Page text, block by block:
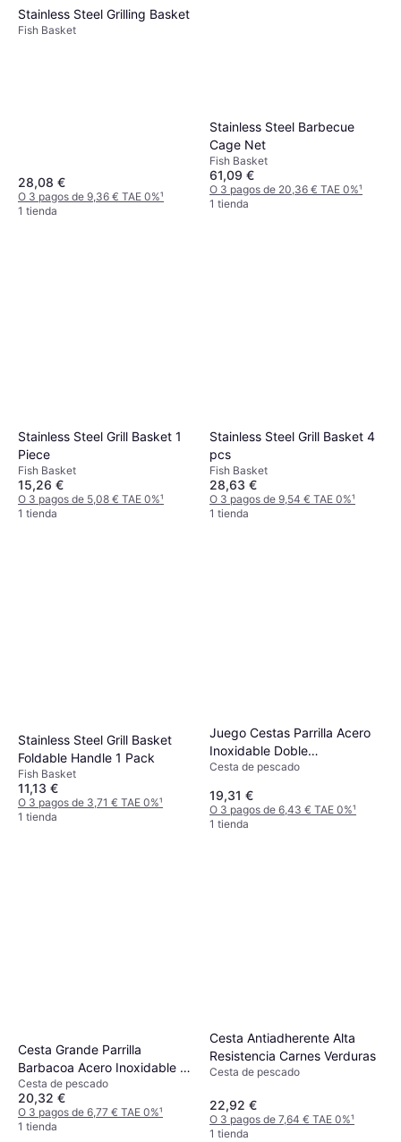
Stainless Steel Grilling Basket
Fish Basket
28,08 €
O 3 pagos de 9,36 € TAE 0%¹
1 tienda
Stainless Steel Barbecue
Cage Net
Fish Basket
61,09 €
O 3 pagos de 20,36 € TAE 0%¹
1 tienda
Stainless Steel Grill Basket 1
Piece
Fish Basket
15,26 €
O 3 pagos de 5,08 € TAE 0%¹
1 tienda
Stainless Steel Grill Basket 4
pcs
Fish Basket
28,63 €
O 3 pagos de 9,54 € TAE 0%¹
1 tienda
Stainless Steel Grill Basket
Foldable Handle 1 Pack
Fish Basket
11,13 €
O 3 pagos de 3,71 € TAE 0%¹
1 tienda
Juego Cestas Parrilla Acero
Inoxidable Doble
Compartimento
Cesta de pescado
19,31 €
O 3 pagos de 6,43 € TAE 0%¹
1 tienda
Cesta Grande Parrilla
Barbacoa Acero Inoxidable 1
Pieza
Cesta de pescado
20,32 €
O 3 pagos de 6,77 € TAE 0%¹
1 tienda
Cesta Antiadherente Alta
Resistencia Carnes Verduras
Cesta de pescado
22,92 €
O 3 pagos de 7,64 € TAE 0%¹
1 tienda